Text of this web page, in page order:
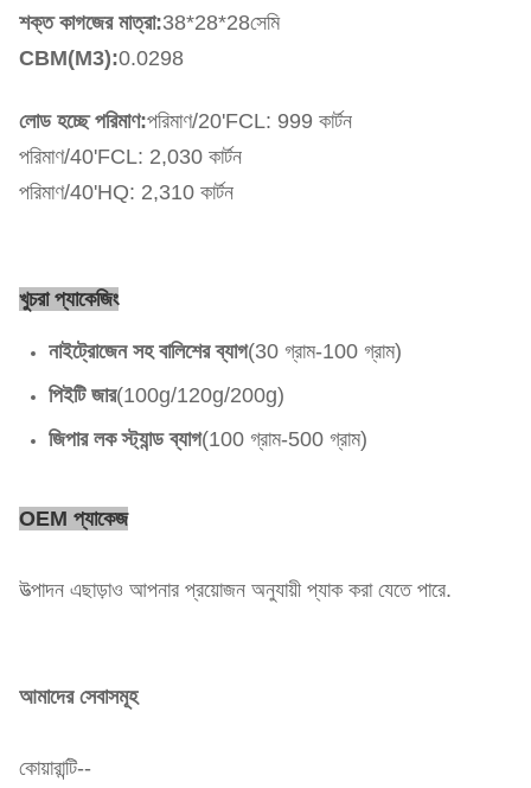
শক্ত কাগজের মাত্রা:38*28*28সেমি
CBM(M3):0.0298
লোড হচ্ছে পরিমাণ:পরিমাণ/20'FCL: 999 কার্টন
পরিমাণ/40'FCL: 2,030 কার্টন
পরিমাণ/40'HQ: 2,310 কার্টন
খুচরা প্যাকেজিং
নাইট্রোজেন সহ বালিশের ব্যাগ(30 গ্রাম-100 গ্রাম)
পিইটি জার(100g/120g/200g)
জিপার লক স্ট্যান্ড ব্যাগ(100 গ্রাম-500 গ্রাম)
OEM প্যাকেজ
উত্পাদন এছাড়াও আপনার প্রয়োজন অনুযায়ী প্যাক করা যেতে পারে.
আমাদের সেবাসমূহ
কোয়ারান্টি--